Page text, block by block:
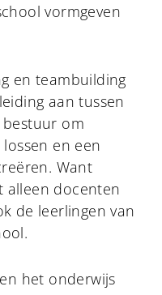
vormgeven
en teambuilding
aan tussen
bestuur om
en een
Want
alleen docenten
de leerlingen van
het onderwijs